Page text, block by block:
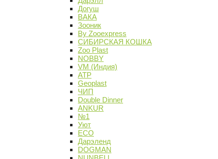
Догуш
ВАКА
Зооник
By Zooexpress
СИБИРСКАЯ КОШКА
Zoo Plast
NOBBY
VM (Индия)
АТР
Geoplast
ЧИП
Double Dinner
ANKUR
№1
Уют
ECO
Дарэленд
DOGMAN